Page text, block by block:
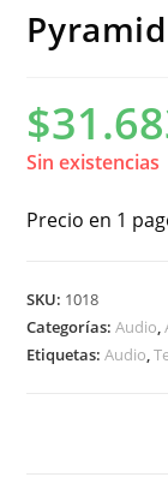
$
Sin existencias
Precio en 1
SKU: 1018
Categorías:Audio,
Etiquetas:Audio,